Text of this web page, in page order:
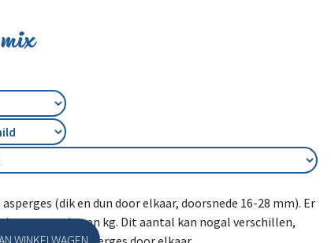
WINKELWAGEN
(dik en dun door elkaar, doorsnede 16-28 mm). Er
asperges in een kg. Dit aantal kan nogal verschillen,